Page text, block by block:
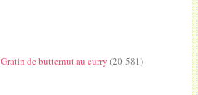
Gratin de butternut au curry (20 581)